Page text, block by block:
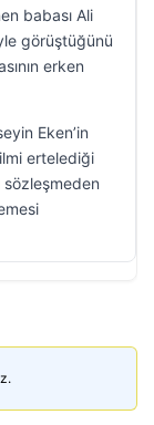
babası Ali
görüştüğünü
erken
Eken’in
ertelediği
sözleşmeden